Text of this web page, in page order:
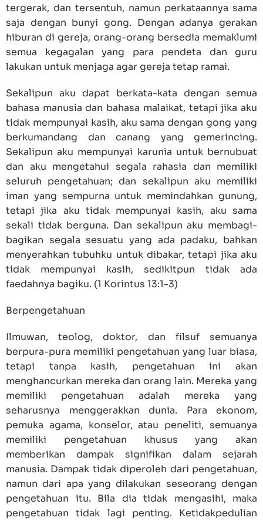
tergerak, dan tersentuh, namun perkataannya sama
saja dengan bunyi gong. Dengan adanya gerakan
hiburan di gereja, orang-orang bersedia memaklumi
semua kegagalan yang para pendeta dan guru
lakukan untuk menjaga agar gereja tetap ramai.
Sekalipun aku dapat berkata-kata dengan semua
bahasa manusia dan bahasa malaikat, tetapi jika aku
tidak mempunyai kasih, aku sama dengan gong yang
berkumandang dan canang yang gemerincing.
Sekalipun aku mempunyai karunia untuk bernubuat
dan aku mengetahui segala rahasia dan memiliki
seluruh pengetahuan; dan sekalipun aku memiliki
iman yang sempurna untuk memindahkan gunung,
tetapi jika aku tidak mempunyai kasih, aku sama
sekali tidak berguna. Dan sekalipun aku membagi-
bagikan segala sesuatu yang ada padaku, bahkan
menyerahkan tubuhku untuk dibakar, tetapi jika aku
tidak mempunyai kasih, sedikitpun tidak ada
faedahnya bagiku. (1 Korintus 13:1-3)
Berpengetahuan
Ilmuwan, teolog, doktor, dan filsuf semuanya
berpura-pura memiliki pengetahuan yang luar biasa,
tetapi tanpa kasih, pengetahuan ini akan
menghancurkan mereka dan orang lain. Mereka yang
memiliki pengetahuan adalah mereka yang
seharusnya menggerakkan dunia. Para ekonom,
pemuka agama, konselor, atau peneliti, semuanya
memiliki pengetahuan khusus yang akan
memberikan dampak signifikan dalam sejarah
manusia. Dampak tidak diperoleh dari pengetahuan,
namun dari apa yang dilakukan seseorang dengan
pengetahuan itu. Bila dia tidak mengasihi, maka
pengetahuan tidak lagi penting. Ketidakpedulian